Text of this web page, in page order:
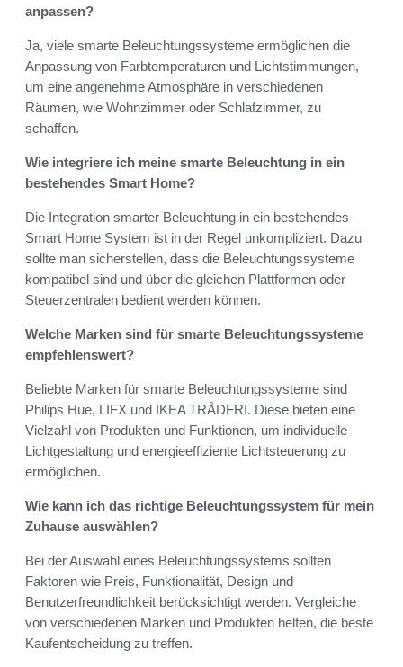
anpassen?
Ja, viele smarte Beleuchtungssysteme ermöglichen die
Anpassung von Farbtemperaturen und Lichtstimmungen,
um eine angenehme Atmosphäre in verschiedenen
Räumen, wie Wohnzimmer oder Schlafzimmer, zu
schaffen.
Wie integriere ich meine smarte Beleuchtung in ein
bestehendes Smart Home?
Die Integration smarter Beleuchtung in ein bestehendes
Smart Home System ist in der Regel unkompliziert. Dazu
sollte man sicherstellen, dass die Beleuchtungssysteme
kompatibel sind und über die gleichen Plattformen oder
Steuerzentralen bedient werden können.
Welche Marken sind für smarte Beleuchtungssysteme
empfehlenswert?
Beliebte Marken für smarte Beleuchtungssysteme sind
Philips Hue, LIFX und IKEA TRÅDFRI. Diese bieten eine
Vielzahl von Produkten und Funktionen, um individuelle
Lichtgestaltung und energieeffiziente Lichtsteuerung zu
ermöglichen.
Wie kann ich das richtige Beleuchtungssystem für mein
Zuhause auswählen?
Bei der Auswahl eines Beleuchtungssystems sollten
Faktoren wie Preis, Funktionalität, Design und
Benutzerfreundlichkeit berücksichtigt werden. Vergleiche
von verschiedenen Marken und Produkten helfen, die beste
Kaufentscheidung zu treffen.